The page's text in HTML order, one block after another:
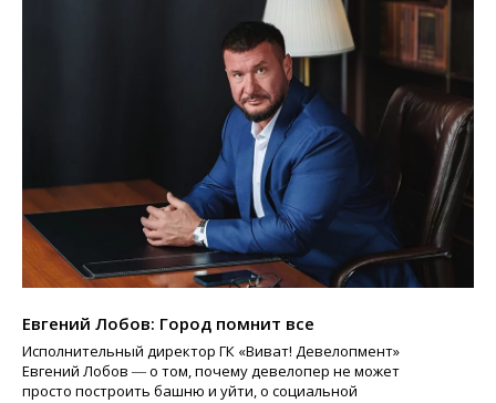
Евгений Лобов: Город помнит все
Исполнительный директор ГК «Виват! Девелопмент»
Евгений Лобов ― о том, почему девелопер не может
просто построить башню и уйти, о социальной